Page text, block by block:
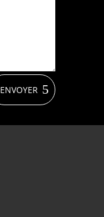
ENVOYER